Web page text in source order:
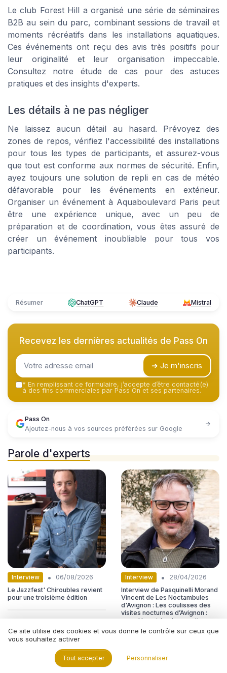
Le club Forest Hill a organisé une série de séminaires
B2B au sein du parc, combinant sessions de travail et
moments récréatifs dans les installations aquatiques.
Ces événements ont reçu des avis très positifs pour
leur originalité et leur organisation impeccable.
Consultez notre étude de cas pour des astuces
pratiques et des insights d'experts.
Les détails à ne pas négliger
Ne laissez aucun détail au hasard. Prévoyez des
zones de repos, vérifiez l'accessibilité des installations
pour tous les types de participants, et assurez-vous
que tout est conforme aux normes de sécurité. Enfin,
ayez toujours une solution de repli en cas de météo
défavorable pour les événements en extérieur.
Organiser un événement à Aquaboulevard Paris peut
être une expérience unique, avec un peu de
préparation et de coordination, vous êtes assuré de
créer un événement inoubliable pour tous vos
participants.
Résumer ChatGPT Claude Mistral
Recevez les dernières actualités de Pass On
➔ Je m'inscris
* En remplissant ce formulaire, j’accepte d’être contacté(e)
à des fins commerciales par Pass On et ses partenaires.
Pass On
Ajoutez-nous à vos sources préférées sur Google
Parole d'experts
Interview •
06/08/2026
Le Jazzfest' Chiroubles revient
pour une troisième édition
Interview •
28/04/2026
Interview de Pasquinelli Morand
Vincent de Les Noctambules
d'Avignon : Les coulisses des
visites nocturnes d’Avignon :
quand le patrimoine se vit
autrement
Ce site utilise des cookies et vous donne le contrôle sur ceux que
vous souhaitez activer
Tout accepter Personnaliser